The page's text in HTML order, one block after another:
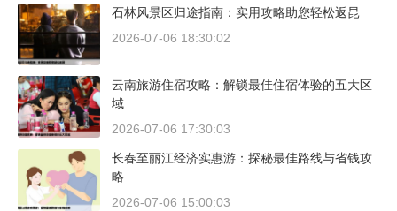
石林风景区归途指南：实用攻略助您轻松返昆
2026-07-06 18:30:02
云南旅游住宿攻略：解锁最佳住宿体验的五大区
域
2026-07-06 17:30:03
长春至丽江经济实惠游：探秘最佳路线与省钱攻
略
2026-07-06 15:00:03